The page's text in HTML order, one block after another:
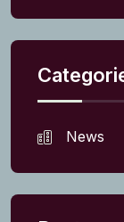
News